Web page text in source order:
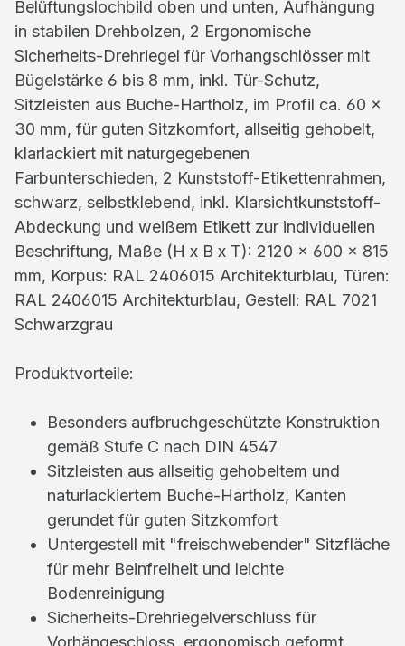
Belüftungslochbild oben und unten, Aufhängung
in stabilen Drehbolzen, 2 Ergonomische
Sicherheits-Drehriegel für Vorhangschlösser mit
Bügelstärke 6 bis 8 mm, inkl. Tür-Schutz,
Sitzleisten aus Buche-Hartholz, im Profil ca. 60 x
30 mm, für guten Sitzkomfort, allseitig gehobelt,
klarlackiert mit naturgegebenen
Farbunterschieden, 2 Kunststoff-Etikettenrahmen,
schwarz, selbstklebend, inkl. Klarsichtkunststoff-
Abdeckung und weißem Etikett zur individuellen
Beschriftung, Maße (H x B x T): 2120 x 600 x 815
mm, Korpus: RAL 2406015 Architekturblau, Türen:
RAL 2406015 Architekturblau, Gestell: RAL 7021
Schwarzgrau
Produktvorteile:
Besonders aufbruchgeschützte Konstruktion
gemäß Stufe C nach DIN 4547
Sitzleisten aus allseitig gehobeltem und
naturlackiertem Buche-Hartholz, Kanten
gerundet für guten Sitzkomfort
Untergestell mit "freischwebender" Sitzfläche
für mehr Beinfreiheit und leichte
Bodenreinigung
Sicherheits-Drehriegelverschluss für
Vorhängeschloss, ergonomisch geformt,